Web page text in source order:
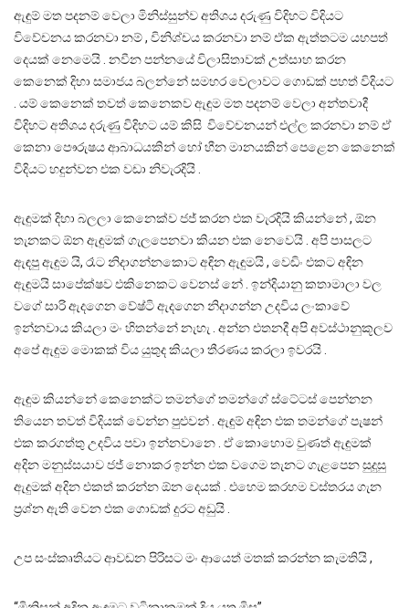
ඇඳුම් මත පදනම් වෙලා මිනිස්සුන්ව අතිශය දරුණු විදිහට විදියට
විවේචනය කරනවා නම් , විනිශ්චය කරනවා නම් ඒක ඇත්තටම යහපත්
දෙයක් නෙමෙයි . නවීන පන්නයේ විලාසිතාවක් උත්සාහ කරන
කෙනෙක් දිහා සමාජය බලන්නේ සමහර වෙලාවට ගොඩක් පහත් විදියට
. යම් කෙනෙක් තවත් කෙනෙකව ඇඳුම මත පදනම් වෙලා අන්තවාදී
විදිහට අතිශය දරුණු විදිහට යම් කිසි විවේචනයන් එල්ල කරනවා නම් ඒ
කෙනා පෞරුෂය ආබාධයකින් හෝ හීන මානයකින් පෙළෙන කෙනෙක්
විදියට හදුන්වන එක වඩා නිවැරදියි .
ඇඳුමක් දිහා බලලා කෙනෙක්ව ජජ් කරන එක වැරදියි කියන්නේ , ඕන
තැනකට ඕන ඇඳුමක් ගැලපෙනවා කියන එක නෙවෙයි . අපි පාසලට
ඇඳපු ඇඳුම යි, රෑට නිදාගන්නකොට අඳින ඇඳුමයි , වෙඩිං එකට අඳින
ඇඳුමයි සාපේක්ෂව එකිනෙකට වෙනස් නේ . ඉන්දියානු කතාමාලා වල
වගේ සාරි ඇදගෙන වේෂ්ටි ඇදගෙන නිදාගන්න උදවිය ලංකාවේ
ඉන්නවාය කියලා මං හිතන්නේ නැහැ . අන්න එතනදී අපි අවස්ථානුකූලව
අපේ ඇඳුම මොකක් විය යුතුද කියලා තීරණය කරලා ඉවරයි .
ඇඳුම කියන්නේ කෙනෙක්ට තමන්ගේ තමන්ගේ ස්ටේටස් පෙන්නන
තියෙන තවත් විදියක් වෙන්න පුළුවන් . ඇඳුම් අඳින එක තමන්ගේ පැෂන්
එක කරගත්තු උදවිය පවා ඉන්නවානෙ . ඒ කොහොම වුණත් ඇඳුමක්
අදින මනුස්සයාව ජජ් නොකර ඉන්න එක වගෙම තැනට ගැළපෙන සුදුසු
ඇදුමක් අදින එකත් කරන්න ඕන දෙයක් . එහෙම කරහම වස්තරය ගැන
ප්‍රශ්න ඇති වෙන එක ගොඩක් දුරට අඩුයි .
උප සංස්කෘතියට ආවඩන පිරිසට මං ආයෙත් මතක් කරන්න කැමතියි ,